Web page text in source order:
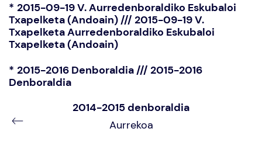
* 2015-09-19 V. Aurredenboraldiko Eskubaloi
Txapelketa (Andoain) /// 2015-09-19 V.
Txapelketa Aurredenboraldiko Eskubaloi
Txapelketa (Andoain)
* 2015-2016 Denboraldia /// 2015-2016
Denboraldia
2014-2015 denboraldia
Aurrekoa